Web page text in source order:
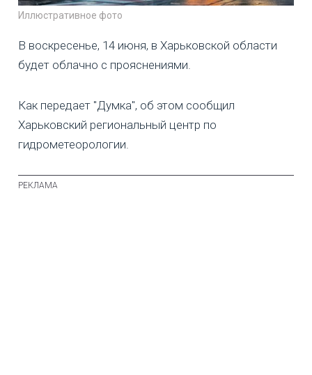
Иллюстративное фото
В воскресенье, 14 июня, в Харьковской области
будет облачно с прояснениями.
Как передает "Думка", об этом сообщил
Харьковский региональный центр по
гидрометеорологии.